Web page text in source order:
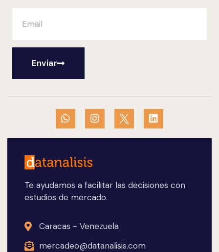
Te ayudamos a facilitar las decisiones con
estudios de mercado.
Caracas - Venezuela
mercadeo@datanalisis.com
Enviar